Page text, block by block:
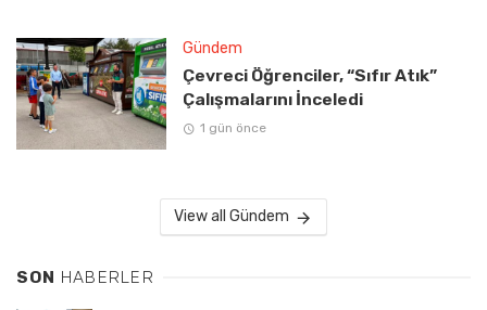
Gündem
Çevreci Öğrenciler, “Sıfır Atık”
Çalışmalarını İnceledi
1 gün önce
View all Gündem
SON HABERLER